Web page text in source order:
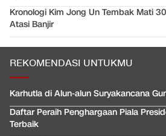
Kronologi Kim Jong Un Tembak Mati
Atasi Banjir
REKOMENDASI UNTUKMU
Karhutla di Alun-alun Suryakancana
Daftar Peraih Penghargaan Piala
Terbaik